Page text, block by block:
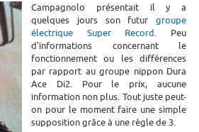
Campagnolo présentait il y a
quelques jours son futurgroupe
électrique Super Record. Peu
d'informations concernant le
fonctionnement ou les différences
par rapport au groupe nippon Dura
Ace Di2. Pour le prix, aucune
information non plus. Tout juste peut-
on pour le moment faire une simple
supposition grâce à une règle de 3.